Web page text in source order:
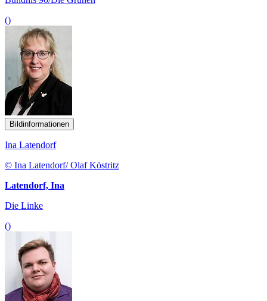
()
Bildinformationen
Ina Latendorf
© Ina Latendorf/ Olaf Köstritz
Latendorf, Ina
Die Linke
()